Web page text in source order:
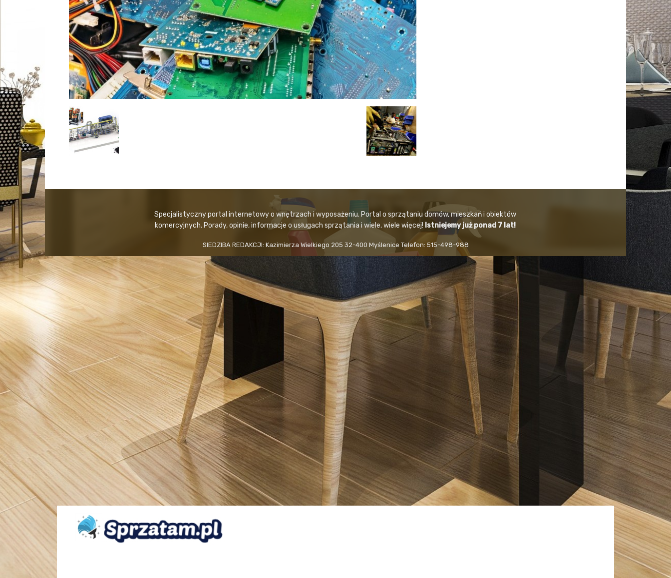
Specjalistyczny portal internetowy o wnętrzach i wyposażeniu. Portal o sprzątaniu domów, mieszkań i obiektów
komercyjnych. Porady, opinie, informacje o usługach sprzątania i wiele, wiele więcej! Istniejemy już ponad 7 lat!
SIEDZIBA REDAKCJI: Kazimierza Wielkiego 205 32-400 Myślenice Telefon: 515-498-988